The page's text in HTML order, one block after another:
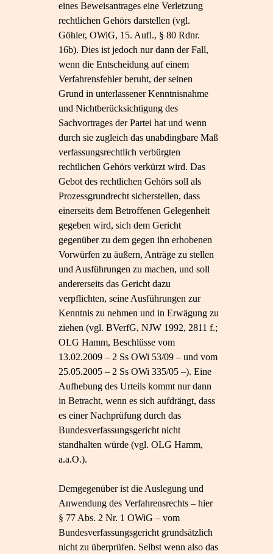
eines Beweisantrages eine Verletzung
rechtlichen Gehörs darstellen (vgl.
Göhler, OWiG, 15. Aufl., § 80 Rdnr.
16b). Dies ist jedoch nur dann der Fall,
wenn die Entscheidung auf einem
Verfahrensfehler beruht, der seinen
Grund in unterlassener Kenntnisnahme
und Nichtberücksichtigung des
Sachvortrages der Partei hat und wenn
durch sie zugleich das unabdingbare Maß
verfassungsrechtlich verbürgten
rechtlichen Gehörs verkürzt wird. Das
Gebot des rechtlichen Gehörs soll als
Prozessgrundrecht sicherstellen, dass
einerseits dem Betroffenen Gelegenheit
gegeben wird, sich dem Gericht
gegenüber zu dem gegen ihn erhobenen
Vorwürfen zu äußern, Anträge zu stellen
und Ausführungen zu machen, und soll
andererseits das Gericht dazu
verpflichten, seine Ausführungen zur
Kenntnis zu nehmen und in Erwägung zu
ziehen (vgl. BVerfG, NJW 1992, 2811 f.;
OLG Hamm, Beschlüsse vom
13.02.2009 – 2 Ss OWi 53/09 – und vom
25.05.2005 – 2 Ss OWi 335/05 –). Eine
Aufhebung des Urteils kommt nur dann
in Betracht, wenn es sich aufdrängt, dass
es einer Nachprüfung durch das
Bundesverfassungsgericht nicht
standhalten würde (vgl. OLG Hamm,
a.a.O.).
Demgegenüber ist die Auslegung und
Anwendung des Verfahrensrechts – hier
§ 77 Abs. 2 Nr. 1 OWiG – vom
Bundesverfassungsgericht grundsätzlich
nicht zu überprüfen. Selbst wenn also das